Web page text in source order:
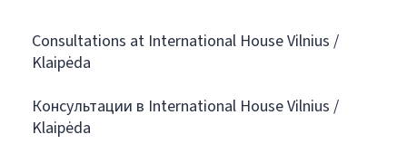
Consultations at International House Vilnius /
Klaipėda
Консультации в International House Vilnius /
Klaipėda